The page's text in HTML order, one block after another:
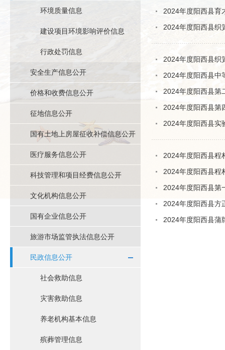
环境质量信息
建设项目环境影响评价信息
行政处罚信息
安全生产信息公开
价格和收费信息公开
征地信息公开
国有土地上房屋征收补偿信息公开
医疗服务信息公开
科技管理和项目经费信息公开
文化机构信息公开
国有企业信息公开
旅游市场监管执法信息公开
民政信息公开
社会救助信息
灾害救助信息
养老机构基本信息
殡葬管理信息
2024年度阳西县育
2024年度阳西县织
2024年度阳西县织
2024年度阳西县中
2024年度阳西县第
2024年度阳西县第
2024年度阳西县实
2024年度阳西县程
2024年度阳西县程
2024年度阳西县第
2024年度阳西县方
2024年度阳西县蒲